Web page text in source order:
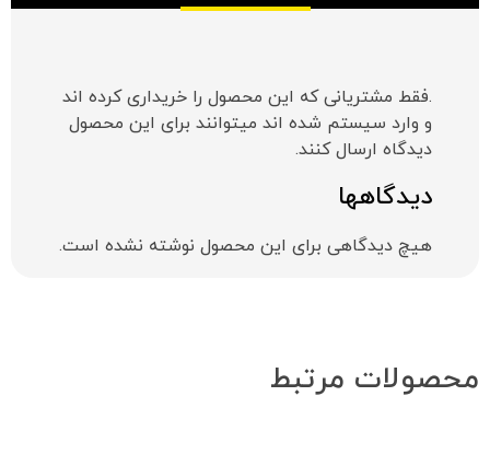
دیدگاهها
هیچ دیدگاهی برای این محصول نوشته نشده است.
.فقط مشتریانی که این محصول را خریداری کرده اند
و وارد سیستم شده اند میتوانند برای این محصول
دیدگاه ارسال کنند.
محصولات مرتبط